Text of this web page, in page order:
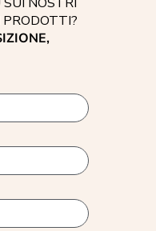
PRODOTTI?